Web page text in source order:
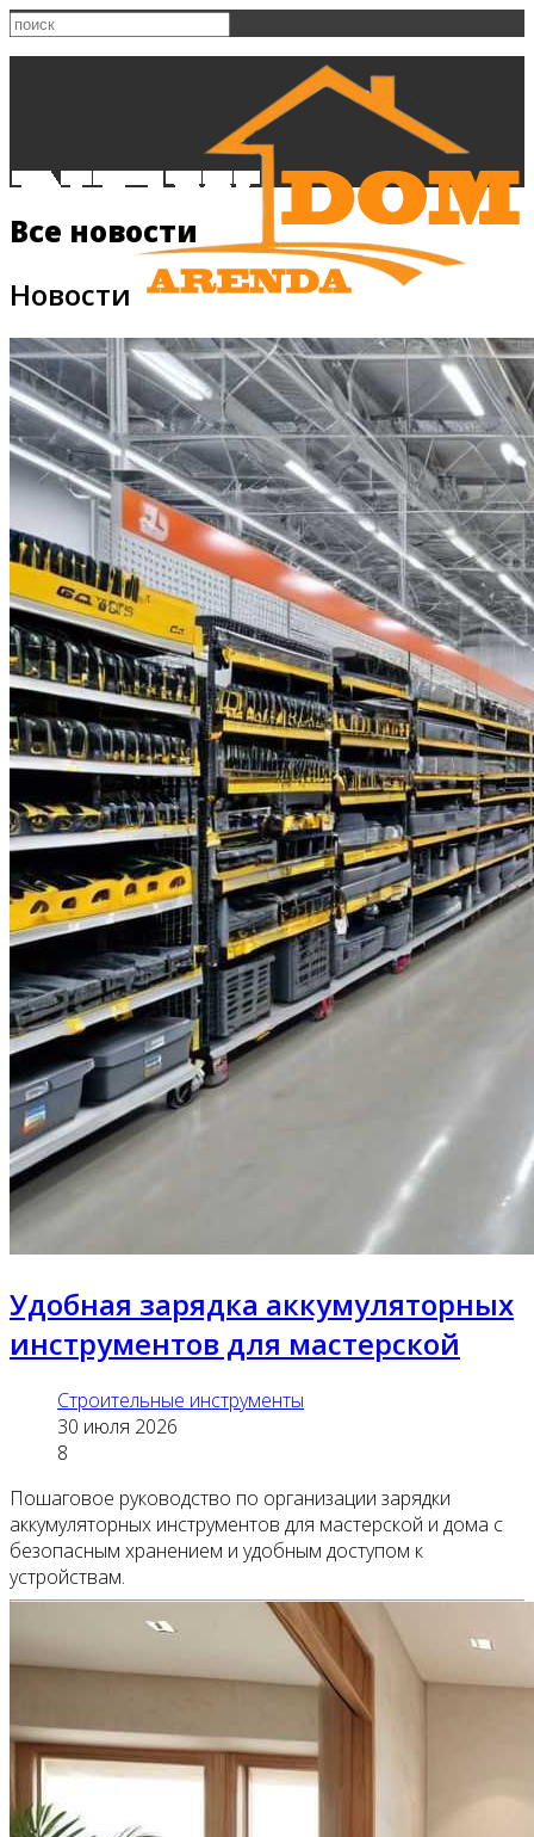
Главная
Все новости
Видео
Все новости
Новости
Удобная зарядка аккумуляторных
инструментов для мастерской
Строительные инструменты
30 июля 2026
8
Пошаговое руководство по организации зарядки
аккумуляторных инструментов для мастерской и дома с
безопасным хранением и удобным доступом к
устройствам.